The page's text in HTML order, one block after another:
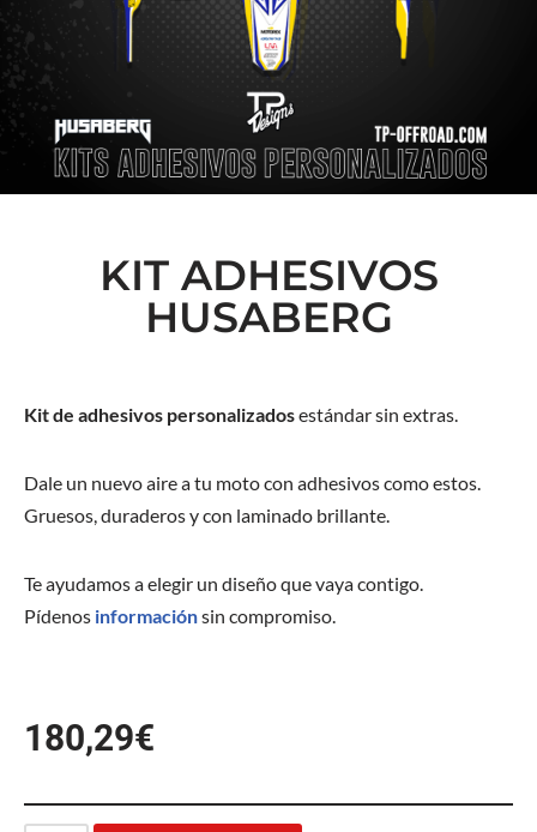
KIT ADHESIVOS
HUSABERG
Kit de adhesivos personalizadosestándar sin extras.
Dale un nuevo aire a tu moto con adhesivos como estos.
Gruesos, duraderos y con laminado brillante.
Te ayudamos a elegir un diseño que vaya contigo.
Pídenos informaciónsin compromiso.
180,29€